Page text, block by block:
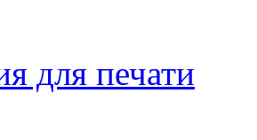
для печати